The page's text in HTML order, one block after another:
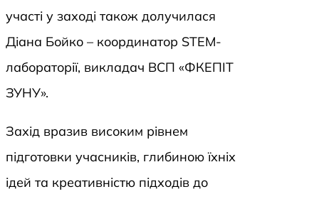
участі у заході також долучилася
Діана Бойко – координатор STEM-
лабораторії, викладач ВСП «ФКЕПІТ
ЗУНУ».
Захід вразив високим рівнем
підготовки учасників, глибиною їхніх
ідей та креативністю підходів до